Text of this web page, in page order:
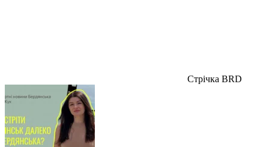
Стрічка BRD